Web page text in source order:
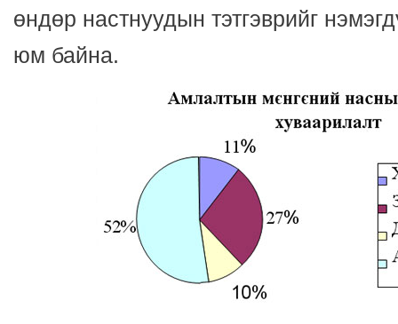
өндөр настнуудын тэтгэврийг
юм байна.